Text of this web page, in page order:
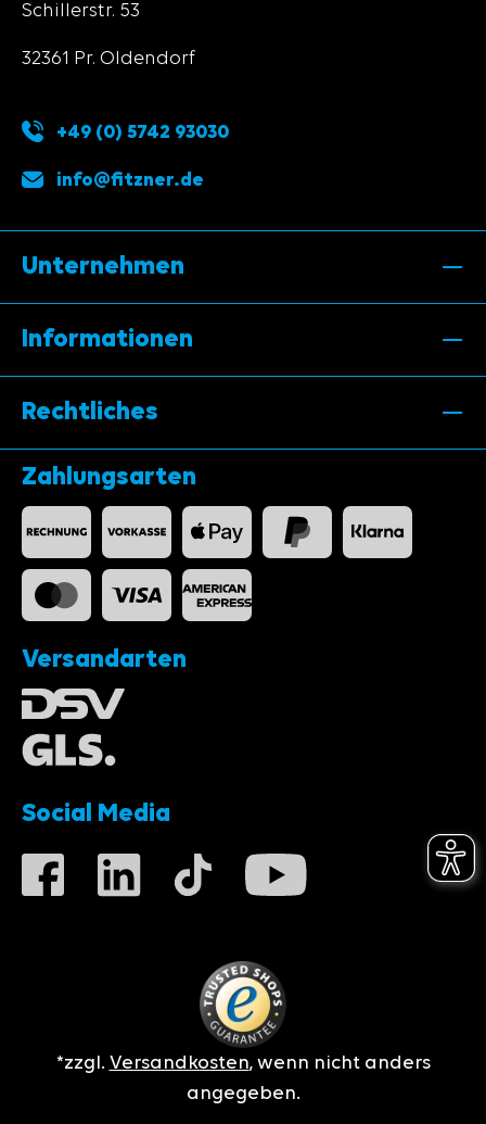
Schillerstr. 53
32361 Pr. Oldendorf
+49 (0) 5742 93030
info@fitzner.de
Unternehmen
Informationen
Rechtliches
Zahlungsarten
Versandarten
Social Media
*zzgl. Versandkosten, wenn nicht anders
angegeben.